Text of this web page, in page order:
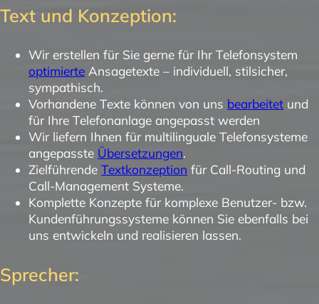
Text und Konzeption:
Wir erstellen für Sie gerne für Ihr Telefonsystem
optimierte Ansagetexte – individuell, stilsicher,
sympathisch.
Vorhandene Texte können von uns bearbeitet und
für Ihre Telefonanlage angepasst werden
Wir liefern Ihnen für multilinguale Telefonsysteme
angepasste Übersetzungen.
Zielführende Textkonzeption für Call-Routing und
Call-Management Systeme.
Komplette Konzepte für komplexe Benutzer- bzw.
Kundenführungssysteme können Sie ebenfalls bei
uns entwickeln und realisieren lassen.
Sprecher: